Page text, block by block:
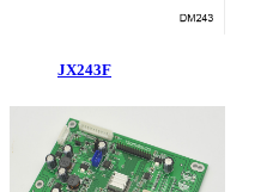
JX243F